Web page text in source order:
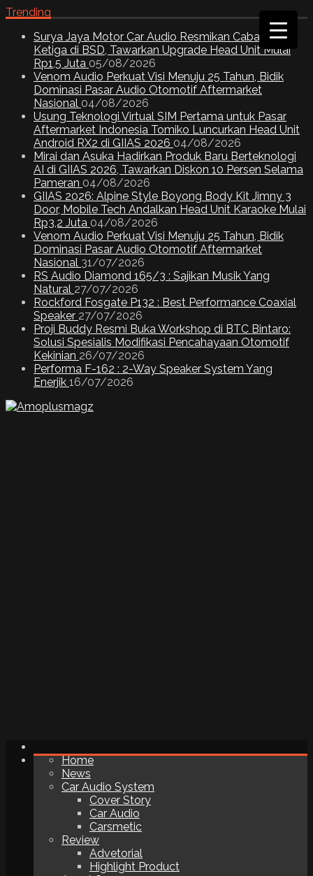
Trending
Surya Jaya Motor Car Audio Resmikan Cabang
Ketiga di BSD, Tawarkan Upgrade Head Unit Mulai
Rp1,5 Juta 05/08/2026
Venom Audio Perkuat Visi Menuju 25 Tahun, Bidik
Dominasi Pasar Audio Otomotif Aftermarket
Nasional 04/08/2026
Usung Teknologi Virtual SIM Pertama untuk Pasar
Aftermarket Indonesia Tomiko Luncurkan Head Unit
Android RX2 di GIIAS 2026 04/08/2026
Mirai dan Asuka Hadirkan Produk Baru Berteknologi
AI di GIIAS 2026, Tawarkan Diskon 10 Persen Selama
Pameran 04/08/2026
GIIAS 2026: Alpine Style Boyong Body Kit Jimny 3
Door, Mobile Tech Andalkan Head Unit Karaoke Mulai
Rp3,2 Juta 04/08/2026
Venom Audio Perkuat Visi Menuju 25 Tahun, Bidik
Dominasi Pasar Audio Otomotif Aftermarket
Nasional 31/07/2026
RS Audio Diamond 165/3 : Sajikan Musik Yang
Natural 27/07/2026
Rockford Fosgate P132 : Best Performance Coaxial
Speaker 27/07/2026
Proji Buddy Resmi Buka Workshop di BTC Bintaro:
Solusi Spesialis Modifikasi Pencahayaan Otomotif
Kekinian 26/07/2026
Performa F-162 : 2-Way Speaker System Yang
Enerjik 16/07/2026
Home
News
Car Audio System
Cover Story
Car Audio
Carsmetic
Review
Advetorial
Highlight Product